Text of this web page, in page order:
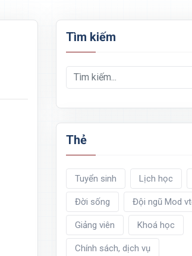
Tìm kiếm
Thẻ
Tuyển sinh Lịch học
Đời sống Đội ngũ Mod
Giảng viên Khoá học
Chính sách, dịch vụ